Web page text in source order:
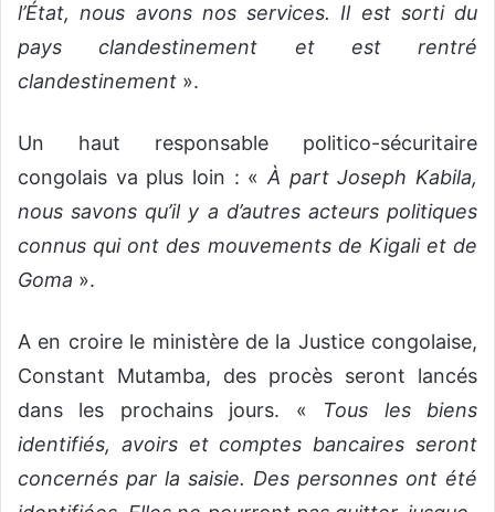
l’État, nous avons nos services. Il est sorti du
pays clandestinement et est rentré
clandestinement ».
Un haut responsable politico-sécuritaire
congolais va plus loin : « À part Joseph Kabila,
nous savons qu’il y a d’autres acteurs politiques
connus qui ont des mouvements de Kigali et de
Goma ».
A en croire le ministère de la Justice congolaise,
Constant Mutamba, des procès seront lancés
dans les prochains jours. « Tous les biens
identifiés, avoirs et comptes bancaires seront
concernés par la saisie. Des personnes ont été